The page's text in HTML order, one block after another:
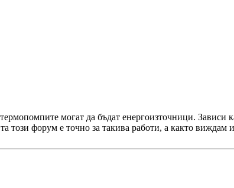
могат да бъдат енергоизточници. Зависи
този форум е точно за такива работи, а както виждам